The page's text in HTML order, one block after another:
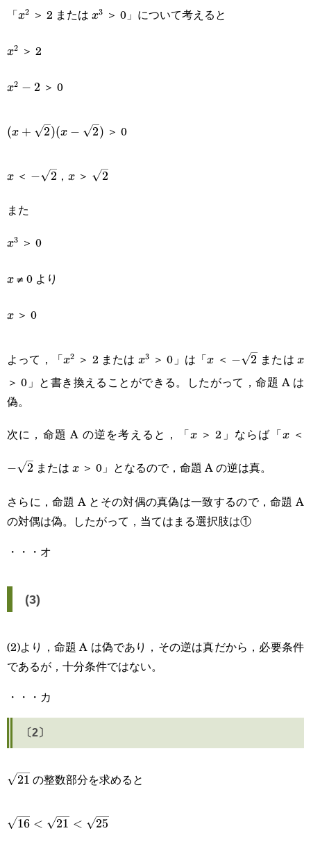
「x^2
x2 ＞ 2 または x^3
x3 ＞ 0」について考えると
x^2
x2 ＞ 2
x^2-
x2 − 2 ＞ 0
(x+\sqrt{2})
(x + 2)(x − 2) ＞ 0
x ＜ − 2 ， x ＞ \sqrt{2}
2
また
x^3
x3 ＞ 0
x
x ≠ 0 より
x
x ＞ 0
よって，「 x^2
x2 ＞ 2 または x^3
x3 ＞ 0」は「x ＜
\sqrt{2}
− 2 またはx
＞ 0」と書き換えることができる。したがって，命題 A は
偽。
次に，命題 A の逆を考えると，「x
x＞ 2」ならば「x
x＜
− 2 または x ＞ 0」となるので，命題 A の逆は真。
さらに，命題 A とその対偶の真偽は一致するので，命題 A
の対偶は偽。したがって，当てはまる選択肢は①
・・・オ
(3)
(2)より，命題 A は偽であり，その逆は真だから，必要条件
であるが，十分条件ではない。
・・・カ
〔2〕
\sqrt{21}
21 の整数部分を求めると
\sqrt{16}\lt\sqrt{21}\lt\sqrt{25}
16 < 21 < 25